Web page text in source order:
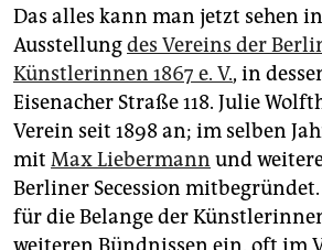
Das alles kann man jetzt sehen
Ausstellungdes Vereins der
Künstlerinnen 1867 e. V., in
Eisenacher Straße 118. Julie
Verein seit 1898 an; im selben
mit Max Liebermann und
Berliner Secession mitbegründet.
für die Belange der